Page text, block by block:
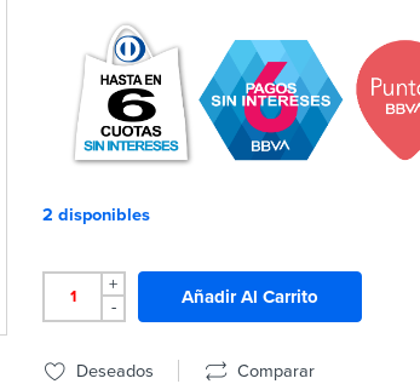
2 disponibles
+
-
Añadir Al Carrito
Deseados Comparar